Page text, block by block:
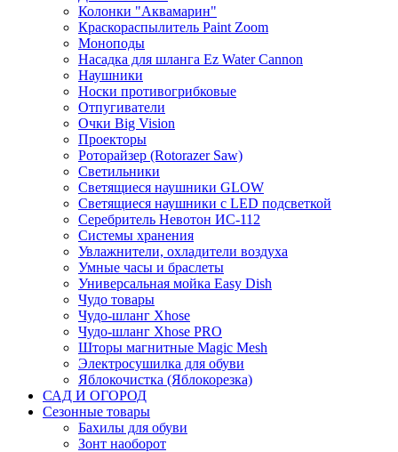
Колонки "Аквамарин"
Краскораспылитель Paint Zoom
Моноподы
Насадка для шланга Ez Water Cannon
Наушники
Носки противогрибковые
Отпугиватели
Очки Big Vision
Проекторы
Роторайзер (Rotorazer Saw)
Светильники
Светящиеся наушники GLOW
Светящиеся наушники с LED подсветкой
Серебритель Невотон ИС-112
Системы хранения
Увлажнители, охладители воздуха
Умные часы и браслеты
Универсальная мойка Easy Dish
Чудо товары
Чудо-шланг Xhose
Чудо-шланг Xhose PRO
Шторы магнитные Magic Mesh
Электросушилка для обуви
Яблокочистка (Яблокорезка)
САД И ОГОРОД
Сезонные товары
Бахилы для обуви
Зонт наоборот